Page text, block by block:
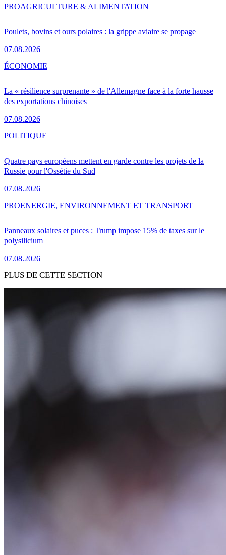
Poulets, bovins et ours polaires : la grippe aviaire se propage
07.08.2026
PROAGRICULTURE & ALIMENTATION
La « résilience surprenante » de l'Allemagne face à la forte hausse
des exportations chinoises
07.08.2026
ÉCONOMIE
Quatre pays européens mettent en garde contre les projets de la
Russie pour l'Ossétie du Sud
07.08.2026
POLITIQUE
Panneaux solaires et puces : Trump impose 15% de taxes sur le
polysilicium
07.08.2026
PROENERGIE, ENVIRONNEMENT ET TRANSPORT
PLUS DE CETTE SECTION